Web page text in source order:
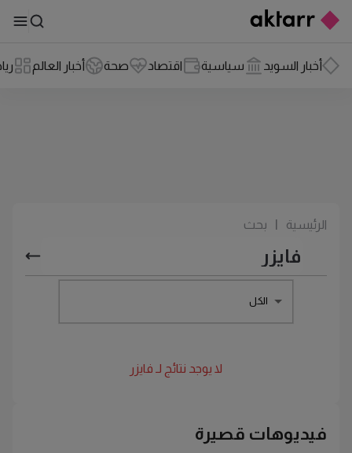
أخبار السويد سياسية اقتصاد صحة أخبار العالم
الرئيسية بحث
الكل
لا يوجد نتائج لـ فايزر
فيديوهات قصيرة